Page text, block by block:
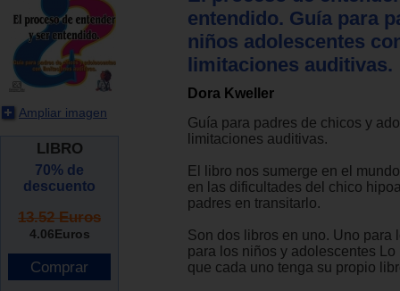
Ampliar imagen
LIBRO
70% de
descuento
13.52 Euros
4.06Euros
entendido. Guía para
niños adolescentes
limitaciones auditivas.
Dora Kweller
Guía para padres de chicos y
limitaciones auditivas.
El libro nos sumerge en el
en las dificultades del chico
padres en transitarlo.
Son dos libros en uno. Uno para
para los niños y adolescentes Lo
que cada uno tenga su propio